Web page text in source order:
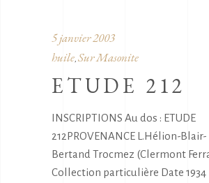
5 janvier 2003
huile Sur Masonite
ETUDE 212
INSCRIPTIONS Au dos : ETUDE
212PROVENANCE L.Hélion-
Bertand Trocmez (Clermont
Collection particulière Date 1934